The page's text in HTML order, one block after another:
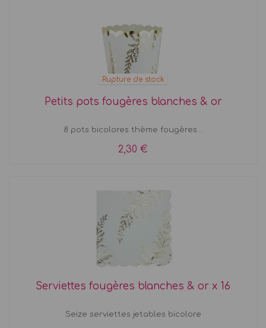
Rupture de stock
Petits pots fougères blanches & or
8 pots bicolores thème fougères...
2,30 €
Serviettes fougères blanches & or x 16
Seize serviettes jetables bicolore